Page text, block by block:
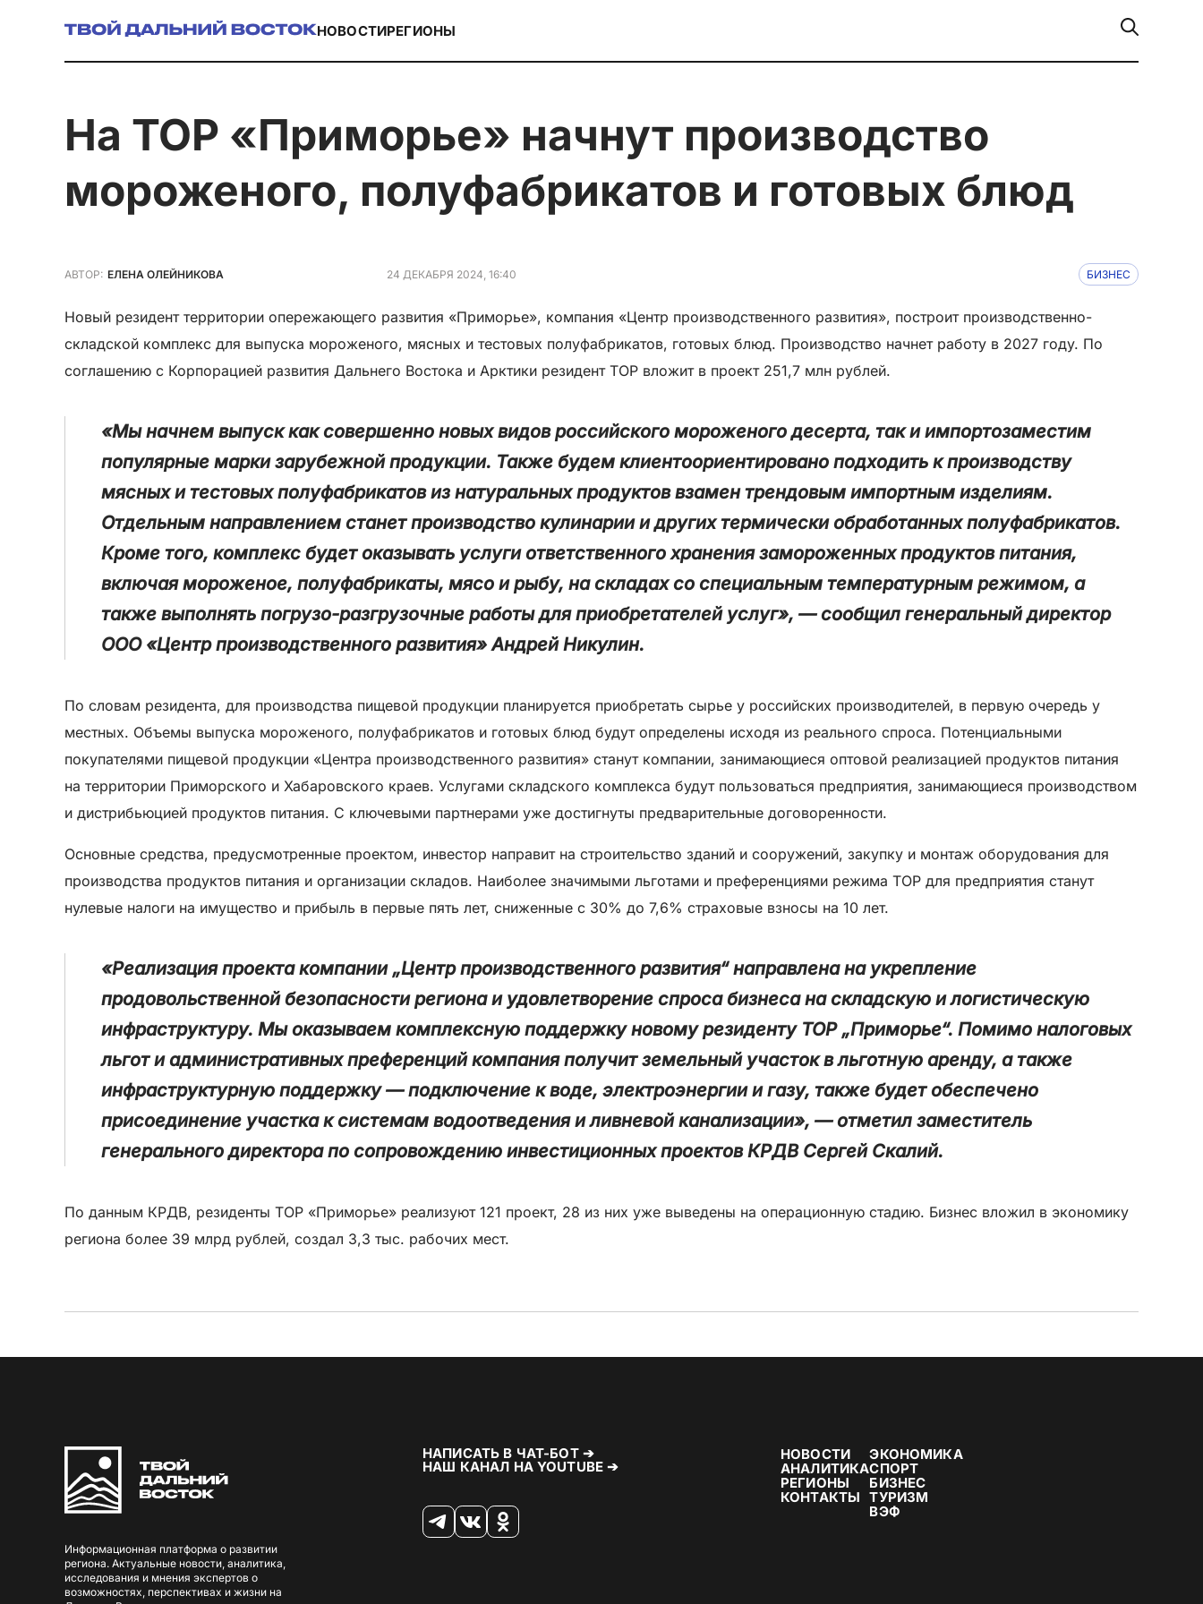
НОВОСТИРЕГИОНЫ
на ТОР «Приморье» начнут производство
мороженого, полуфабрикатов и готовых блюд
АВТОР: ЕЛЕНА ОЛЕЙНИКОВА 24 ДЕКАБРЯ 2024, 16:40 БИЗНЕС
Новый резидент территории опережающего развития «Приморье», компания «Центр производственного развития», построит производственно-
складской комплекс для выпуска мороженого, мясных и тестовых полуфабрикатов, готовых блюд. Производство начнет работу в 2027 году. По
соглашению с Корпорацией развития Дальнего Востока и Арктики резидент ТОР вложит в проект 251,7 млн рублей.
«Мы начнем выпуск как совершенно новых видов российского мороженого десерта, так и импортозаместим
популярные марки зарубежной продукции. Также будем клиентоориентировано подходить к производству
мясных и тестовых полуфабрикатов из натуральных продуктов взамен трендовым импортным изделиям.
Отдельным направлением станет производство кулинарии и других термически обработанных полуфабрикатов.
Кроме того, комплекс будет оказывать услуги ответственного хранения замороженных продуктов питания,
включая мороженое, полуфабрикаты, мясо и рыбу, на складах со специальным температурным режимом, а
также выполнять погрузо-разгрузочные работы для приобретателей услуг», — сообщил генеральный директор
ООО «Центр производственного развития» Андрей Никулин.
По словам резидента, для производства пищевой продукции планируется приобретать сырье у российских производителей, в первую очередь у
местных. Объемы выпуска мороженого, полуфабрикатов и готовых блюд будут определены исходя из реального спроса. Потенциальными
покупателями пищевой продукции «Центра производственного развития» станут компании, занимающиеся оптовой реализацией продуктов питания
на территории Приморского и Хабаровского краев. Услугами складского комплекса будут пользоваться предприятия, занимающиеся производством
и дистрибьюцией продуктов питания. С ключевыми партнерами уже достигнуты предварительные договоренности.
Основные средства, предусмотренные проектом, инвестор направит на строительство зданий и сооружений, закупку и монтаж оборудования для
производства продуктов питания и организации складов. Наиболее значимыми льготами и преференциями режима ТОР для предприятия станут
нулевые налоги на имущество и прибыль в первые пять лет, сниженные с 30% до 7,6% страховые взносы на 10 лет.
«Реализация проекта компании „Центр производственного развития“ направлена на укрепление
продовольственной безопасности региона и удовлетворение спроса бизнеса на складскую и логистическую
инфраструктуру. Мы оказываем комплексную поддержку новому резиденту ТОР „Приморье“. Помимо налоговых
льгот и административных преференций компания получит земельный участок в льготную аренду, а также
инфраструктурную поддержку — подключение к воде, электроэнергии и газу, также будет обеспечено
присоединение участка к системам водоотведения и ливневой канализации», — отметил заместитель
генерального директора по сопровождению инвестиционных проектов КРДВ Сергей Скалий.
По данным КРДВ, резиденты ТОР «Приморье» реализуют 121 проект, 28 из них уже выведены на операционную стадию. Бизнес вложил в экономику
региона более 39 млрд рублей, создал 3,3 тыс. рабочих мест.
Информационная платформа о развитии
региона. Актуальные новости, аналитика,
исследования и мнения экспертов о
возможностях, перспективах и жизни на
НАПИСАТЬ В ЧАТ-БОТ ➔
НАШ КАНАЛ НА YOUTUBE ➔
НОВОСТИ
АНАЛИТИКА
РЕГИОНЫ
КОНТАКТЫ
ЭКОНОМИКА
СПОРТ
БИЗНЕС
ТУРИЗМ
ВЭФ